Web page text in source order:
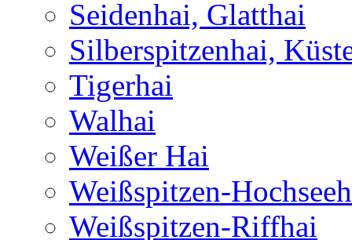
Seidenhai, Glatthai
Silberspitzenhai,
Tigerhai
Walhai
Weißer Hai
Weißspitzen-
Weißspitzen-Riffhai